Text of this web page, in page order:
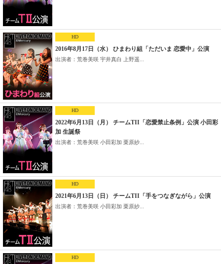
HD
2016年8月17日（水） ひまわり組「ただいま 恋愛中」公演
出演者：荒巻美咲 宇井真白 上野遥...
HD
2022年6月13日（月） チームTII「恋愛禁止条例」公演 小田彩
加 生誕祭
出演者：荒巻美咲 小田彩加 栗原紗...
HD
2021年6月13日（日） チームTII「手をつなぎながら」公演
出演者：荒巻美咲 小田彩加 栗原紗...
HD